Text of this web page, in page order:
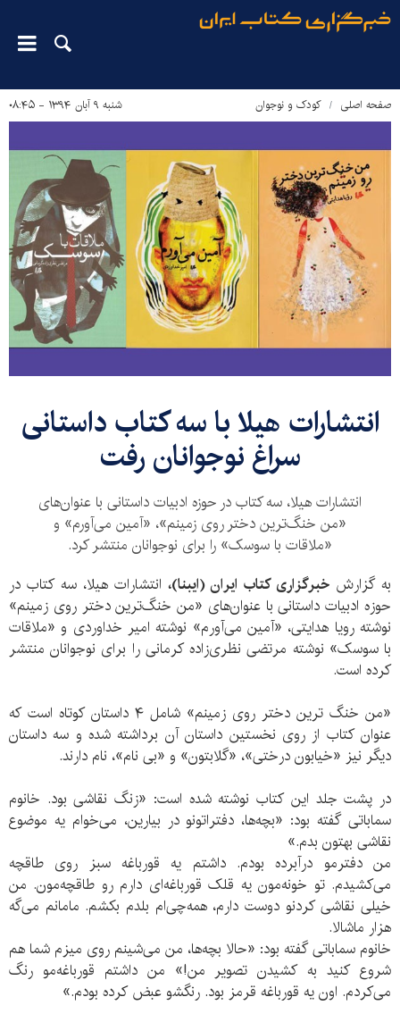
صفحه اصلی کودک و نوجوان شنبه ۹ آبان ۱۳۹۴ - ۰۸:۴۵
انتشارات هیلا با سه کتاب داستانی
سراغ نوجوانان رفت
انتشارات هیلا، سه کتاب در حوزه ادبیات داستانی با عنوان‌های
«من خنگ‌ترین دختر روی زمینم»، «آمین می‌آورم» و
«ملاقات با سوسک» را برای نوجوانان منتشر کرد.
به گزارش خبرگزاری کتاب ایران (ایبنا)، انتشارات هیلا، سه کتاب در
حوزه ادبیات داستانی با عنوان‌های «من خنگ‌ترین دختر روی زمینم»
نوشته رویا هدایتی، «آمین می‌آورم» نوشته امیر خداوردی و «ملاقات
با سوسک» نوشته مرتضی نظری‌زاده کرمانی را برای نوجوانان منتشر
کرده است.
«من خنگ ترین دختر روی زمینم» شامل ۴ داستان کوتاه است که
عنوان کتاب از روی نخستین داستان آن برداشته شده و سه داستان
دیگر نیز «خیابون درختی»، «گلابتون» و «بی نام»، نام دارند.
در پشت جلد این کتاب نوشته شده است: «زنگ نقاشی بود. خانوم
سماباتی گفته بود: «بچه‌ها، دفتراتونو در بیارین، می‌خوام یه موضوع
نقاشی بهتون بدم.»
من دفترمو درآبرده بودم. داشتم یه قورباغه سبز روی طاقچه
می‌کشیدم. تو خونه‌مون یه قلک قورباغه‌ای دارم رو طاقچه‌مون. من
خیلی نقاشی کردنو دوست دارم، همه‌چی‌ام بلدم بکشم. مامانم می‌گه
هزار ماشالا.
خانوم سماباتی گفته بود: «حالا بچه‌ها، من می‌شینم روی میزم شما هم
شروع کنید به کشیدن تصویر من!» من داشتم قورباغه‌مو رنگ
می‌کردم. اون یه قورباغه قرمز بود. رنگشو عبض کرده بودم.»